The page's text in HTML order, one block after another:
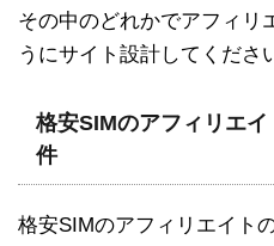
その中のどれかでアフィリ
うにサイト設計してくださ
格安SIMのアフィリエ
件
格安SIMのアフィリエイト